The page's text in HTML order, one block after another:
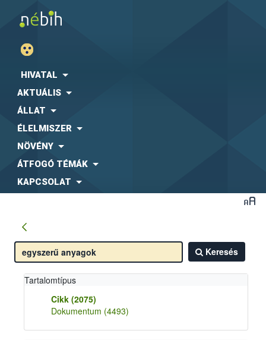
HIVATAL
AKTUÁLIS
ÁLLAT
ÉLELMISZER
NÖVÉNY
ÁTFOGÓ TÉMÁK
KAPCSOLAT
Keresés
Tartalomtípus
Cikk (2075)
Dokumentum (4493)